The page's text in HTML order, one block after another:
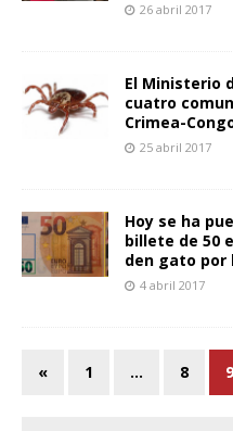
26 abril 2017
El Ministerio
cuatro
Crimea-
25 abril 2017
Hoy se ha
billete de 50
den gato por
4 abril 2017
« 1 … 8 9